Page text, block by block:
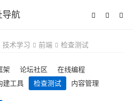
导航
技术学习 前端 检查测试
架 论坛社区
在线编程
建工具 检查测试 内容管理